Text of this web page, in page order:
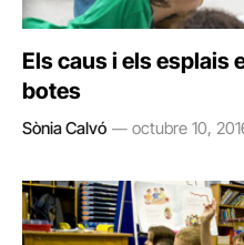
Els caus i els esplais
botes
Sònia Calvó octubre 10,